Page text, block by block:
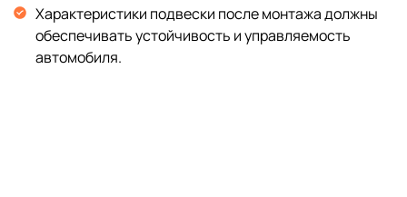
Характеристики подвески после монтажа должны
обеспечивать устойчивость и управляемость
автомобиля.